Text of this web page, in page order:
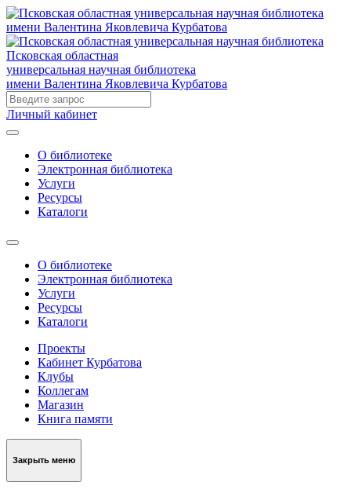
Псковская областная
универсальная научная библиотека
имени Валентина Яковлевича Курбатова
Личный кабинет
О библиотеке
Электронная библиотека
Услуги
Ресурсы
Каталоги
О библиотеке
Электронная библиотека
Услуги
Ресурсы
Каталоги
Проекты
Кабинет Курбатова
Клубы
Коллегам
Магазин
Книга памяти
Закрыть меню